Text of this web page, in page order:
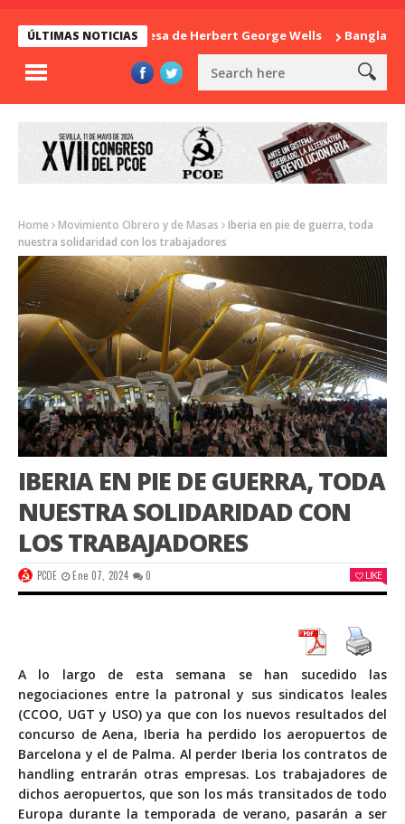
ÚLTIMAS NOTICIAS
La sorpresa de Herbert George Wells Bangladesh:
Home Movimiento Obrero y de Masas
Iberia en pie de guerra, toda
nuestra solidaridad con los trabajadores
IBERIA EN PIE DE GUERRA, TODA
NUESTRA SOLIDARIDAD CON
LOS TRABAJADORES
PCOE Ene 07, 2024 0 LIKE
A lo largo de esta semana se han sucedido las
negociaciones entre la patronal y sus sindicatos leales
(CCOO, UGT y USO) ya que con los nuevos resultados del
concurso de Aena, Iberia ha perdido los aeropuertos de
Barcelona y el de Palma. Al perder Iberia los contratos de
handling entrarán otras empresas. Los trabajadores de
dichos aeropuertos, que son los más transitados de todo
Europa durante la temporada de verano, pasarán a ser